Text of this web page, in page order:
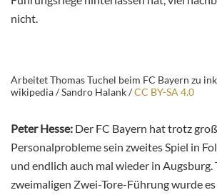
nicht.
Arbeitet Thomas Tuchel beim FC Bayern zu
wikipedia / Sandro Halank /CC BY-SA 4.0
Peter Hesse: Der FC Bayern hat trotz
Personalprobleme sein zweites Spiel in
und endlich auch mal wieder in Augsburg.
zweimaligen Zwei-Tore-Führung wurde